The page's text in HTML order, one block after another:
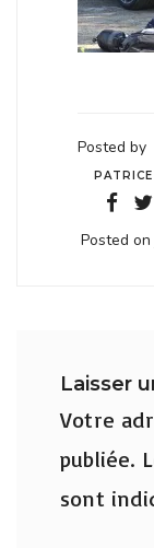
Posted by
PATRICE
Posted
Laisser
Votre
publiée.
sont